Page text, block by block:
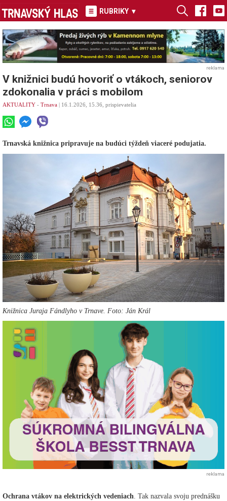
RUBRIKY ▾
reklama
V knižnici budú hovoriť o vtákoch, seniorov
zdokonalia v práci s mobilom
AKTUALITY - Trnava | 16.1.2026, 15.36, prispievatelia
Trnavská knižnica pripravuje na budúci týždeň viaceré podujatia.
Knižnica Juraja Fándlyho v Trnave. Foto: Ján Král
reklama
Ochrana vtákov na elektrických vedeniach . Tak nazvala svoju prednášku